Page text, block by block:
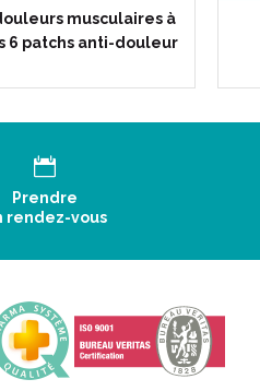
musculaires à
6 patchs anti-douleur
Prendre
rendez-vous